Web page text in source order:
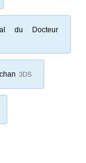
du Docteur
3DS